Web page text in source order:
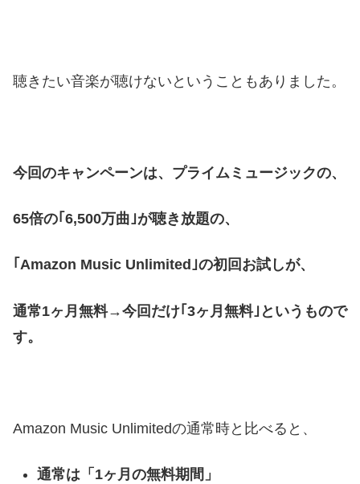
聴きたい音楽が聴けないということもありました。
今回のキャンペーンは、プライムミュージックの、
65倍の｢6,500万曲｣が聴き放題の、
｢Amazon Music Unlimited｣の初回お試しが、
通常1ヶ月無料→今回だけ｢3ヶ月無料｣というもので
す。
Amazon Music Unlimitedの通常時と比べると、
通常は「1ヶ月の無料期間」